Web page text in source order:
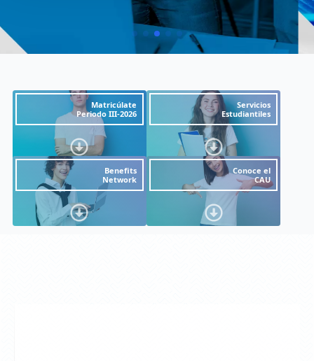
Matricúlate
Periodo III-2026
Servicios
Estudiantiles
Benefits
Network
Conoce el
CAU